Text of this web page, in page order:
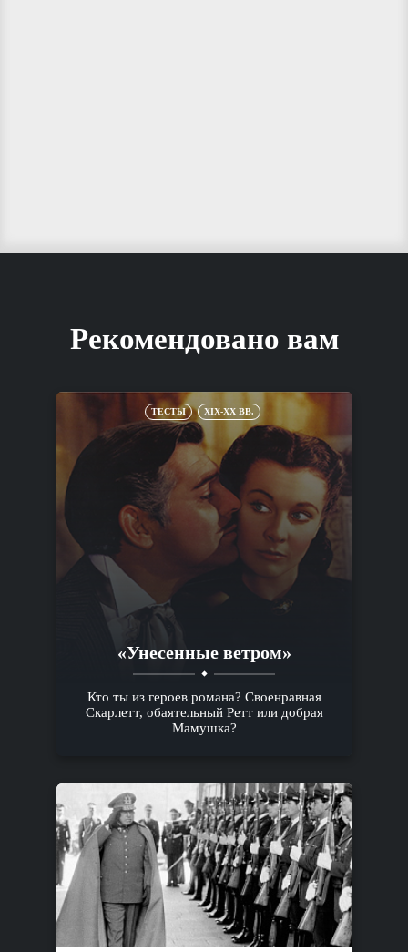
Рекомендовано вам
ТЕСТЫ XIX-XX ВВ.
«Унесенные ветром»
Кто ты из героев романа? Своенравная
Скарлетт, обаятельный Ретт или добрая
Мамушка?